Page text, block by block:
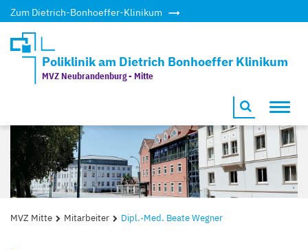
Zum Dietrich-Bonhoeffer-Klinikum
Poliklinik am Dietrich Bonhoeffer Klinikum
MVZ Neubrandenburg - Mitte
MVZ Mitte Mitarbeiter Dipl.-Med. Beate Wegner